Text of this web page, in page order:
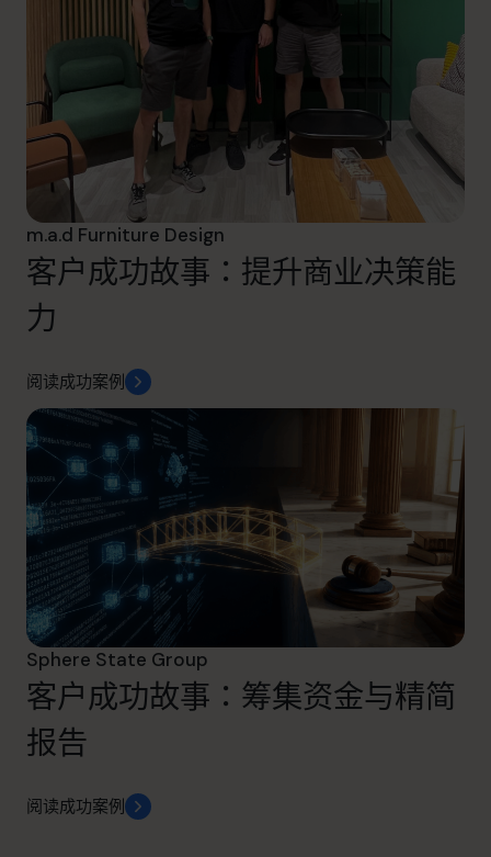
m.a.d Furniture Design
客户成功故事：提升商业决策能
力
阅读成功案例
Sphere State Group
客户成功故事：筹集资金与精简
报告
阅读成功案例